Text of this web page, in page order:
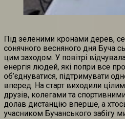
Під зеленими кронами дерев,
сонячного весняного дня Буча
цим заходом. У повітрі
енергія людей, які попри все
об’єднуватися, підтримувати
вперед. На старт виходили
друзів, колегами та
долав дистанцію вперше, а
учасником Бучанського забігу